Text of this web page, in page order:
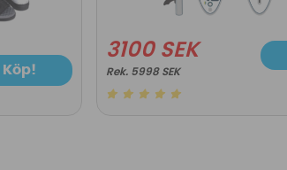
Köp!
3100 SEK
5998 SEK